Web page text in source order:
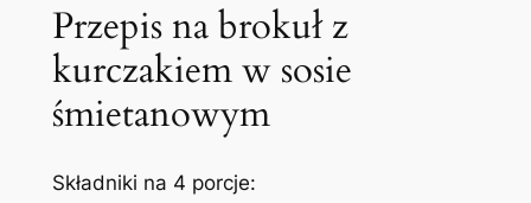
Przepis na brokuł z
kurczakiem w sosie
śmietanowym
Składniki na 4 porcje: